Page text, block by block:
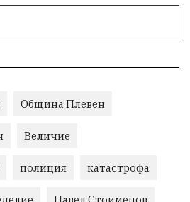
Община Плевен
Величие
полиция катастрофа